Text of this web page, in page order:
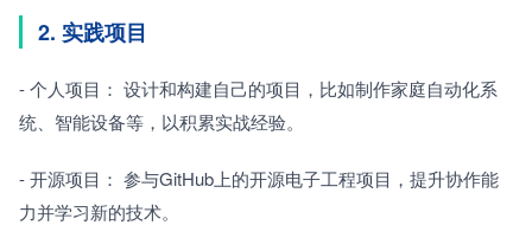
2. 实践项目
- 个人项目： 设计和构建自己的项目，比如制作家庭自动化系
统、智能设备等，以积累实战经验。
- 开源项目： 参与GitHub上的开源电子工程项目，提升协作能
力并学习新的技术。